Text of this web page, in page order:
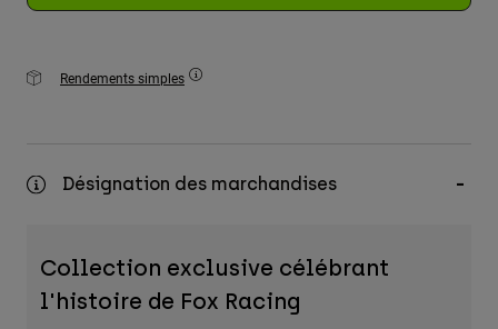
Rendements simples
Désignation des marchandises
Collection exclusive célébrant
l'histoire de Fox Racing